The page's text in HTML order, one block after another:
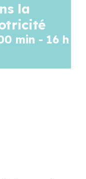
la
min - 16 h